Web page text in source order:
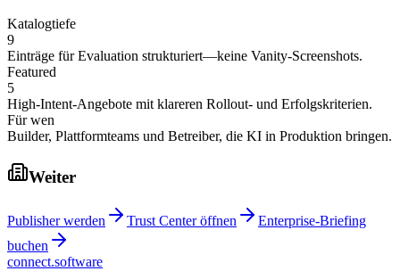
Katalogtiefe
9
Einträge für Evaluation strukturiert—keine Vanity-Screenshots.
Featured
5
High-Intent-Angebote mit klareren Rollout- und Erfolgskriterien.
Für wen
Builder, Plattformteams und Betreiber, die KI in Produktion bringen.
Weiter
Publisher werden Trust Center öffnen
Enterprise-Briefing
buchen
connect.software